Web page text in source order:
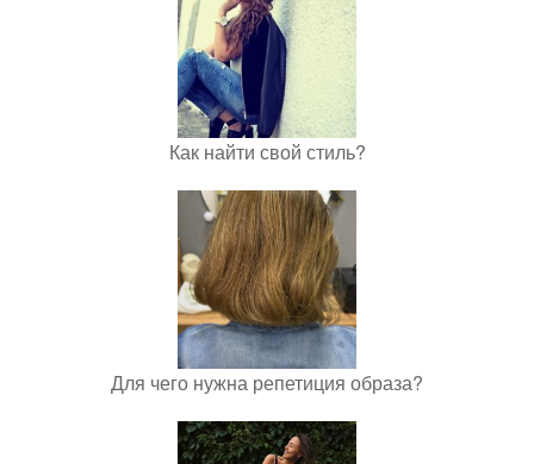
Как найти свой стиль?
Для чего нужна репетиция образа?